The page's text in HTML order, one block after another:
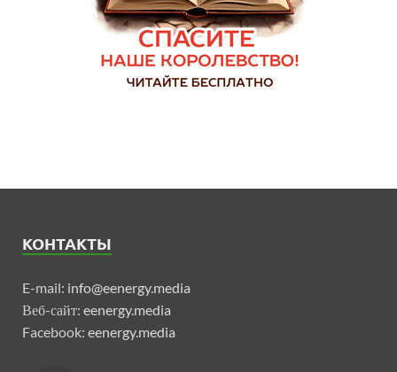
КОНТАКТЫ
E-mail: info@eenergy.media
Веб-сайт: eenergy.media
Facebook: eenergy.media